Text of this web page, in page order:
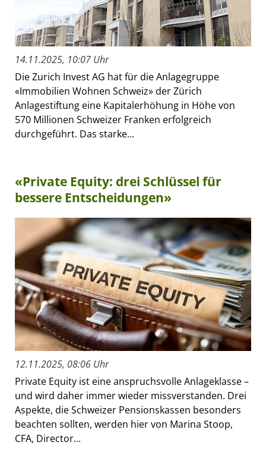
14.11.2025, 10:07 Uhr
Die Zurich Invest AG hat für die Anlagegruppe
«Immobilien Wohnen Schweiz» der Zürich
Anlagestiftung eine Kapitalerhöhung in Höhe von
570 Millionen Schweizer Franken erfolgreich
durchgeführt. Das starke...
«Private Equity: drei Schlüssel für
bessere Entscheidungen»
12.11.2025, 08:06 Uhr
Private Equity ist eine anspruchsvolle Anlageklasse –
und wird daher immer wieder missverstanden. Drei
Aspekte, die Schweizer Pensionskassen besonders
beachten sollten, werden hier von Marina Stoop,
CFA, Director...